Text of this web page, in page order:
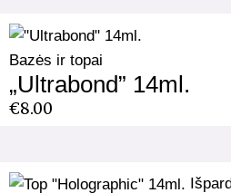
Bazės ir topai
„Ultrabond” 14ml.
€8.00